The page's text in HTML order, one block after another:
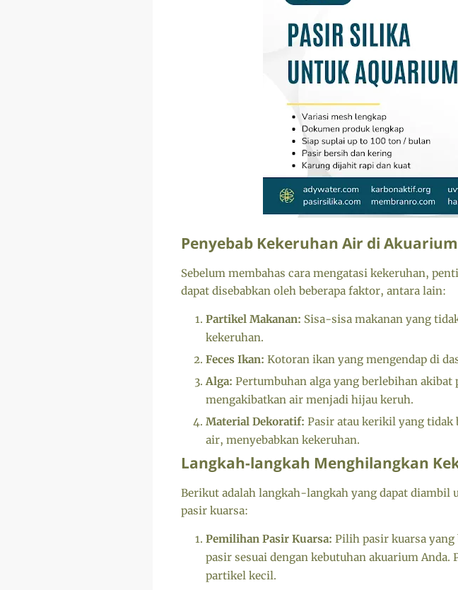
Penyebab Kekeruhan Air di Akuarium
Sebelum membahas cara mengatasi kekeruhan,
dapat disebabkan oleh beberapa faktor, antara lain:
Partikel Makanan: Sisa-sisa makanan yang
kekeruhan.
Feces Ikan: Kotoran ikan yang mengendap di
Alga: Pertumbuhan alga yang berlebihan
mengakibatkan air menjadi hijau keruh.
Material Dekoratif: Pasir atau kerikil yang
air, menyebabkan kekeruhan.
Langkah-langkah Menghilangkan
Berikut adalah langkah-langkah yang dapat
pasir kuarsa:
Pemilihan Pasir Kuarsa: Pilih pasir kuarsa
pasir sesuai dengan kebutuhan akuarium
partikel kecil.